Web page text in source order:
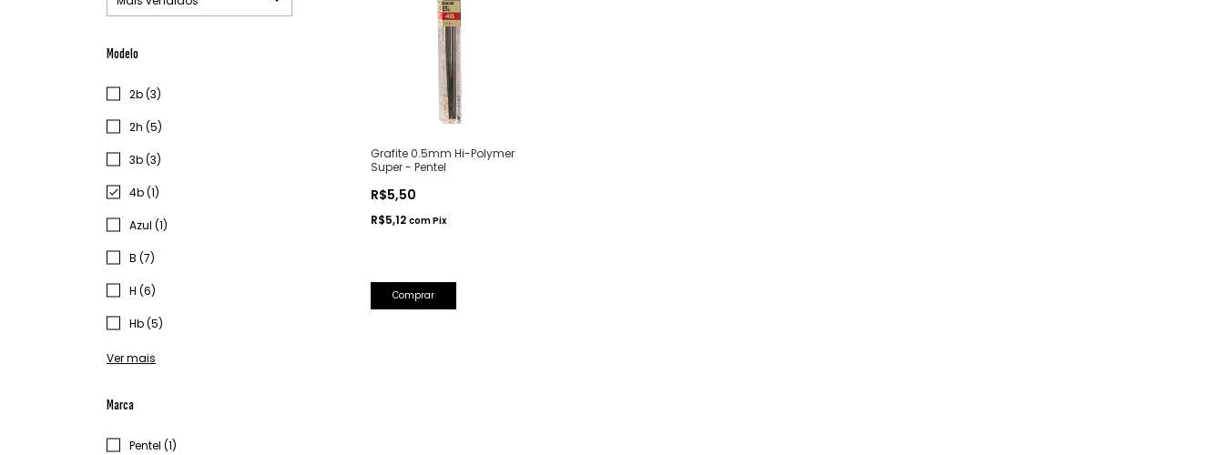
Modelo
2b (3)
2h (5)
3b (3)
4b (1)
Azul (1)
B (7)
H (6)
Hb (5)
Ver mais
Marca
Pentel (1)
Grafite 0.5mm Hi-Polymer
Super - Pentel
R$5,50
R$5,12 comPix
Comprar